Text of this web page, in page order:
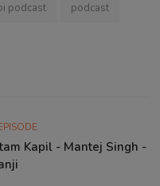
podcast podcast
Kapil - Mantej Singh -